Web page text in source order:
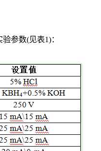
参数(见表1)：